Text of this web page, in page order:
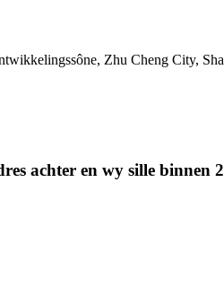
Zhu Cheng City,
achter en wy sille binnen